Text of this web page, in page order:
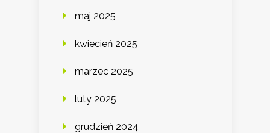
maj 2025
kwiecień 2025
marzec 2025
luty 2025
grudzień 2024